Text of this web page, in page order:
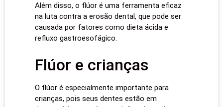
Além disso, o flúor é uma ferramenta eficaz
na luta contra a erosão dental, que pode ser
causada por fatores como dieta ácida e
refluxo gastroesofágico.
Flúor e crianças
O flúor é especialmente importante para
crianças, pois seus dentes estão em